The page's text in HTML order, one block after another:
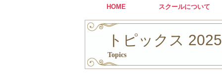
HOME スクールについて
トピックス
Topics